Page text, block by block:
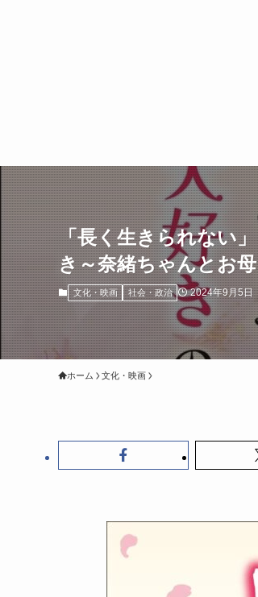
「長く生きられない
き～奈緒ちゃんとお
文化・映画 社会・政治 2024年9月5日
ホーム 文化・映画